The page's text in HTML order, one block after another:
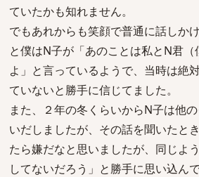
ていたかも知れません。
でもあれからも笑顔で普通に話しか
と僕はN子が「あのことは私とN君
よ」と言っているようで、当時は絶
ていないと勝手に信じてました。
また、２年の冬くらいからN子は他
いだしましたが、その話を聞いたと
たら嫌だなと思いましたが、同じよ
してないだろう」と勝手に思い込んで